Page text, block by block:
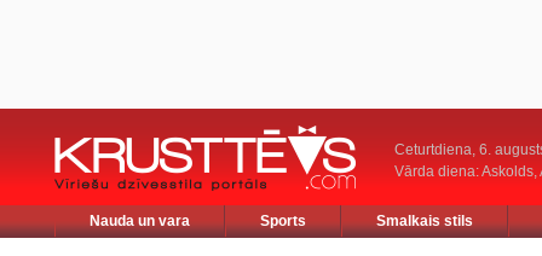
Ceturtdiena, 6.
Vārda diena: Askolds,
Nauda un vara Sports Smalkais stils